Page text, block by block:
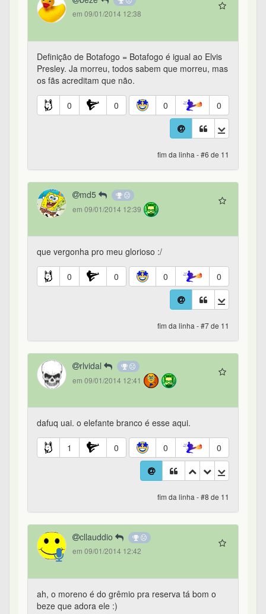
em 09/01/2014 12:38
Definição de Botafogo = Botafogo é igual ao Elvis
Presley. Ja morreu, todos sabem que morreu, mas
os fãs acreditam que não.
0 0 0 0
fim da linha - #6 de 11
md5
em 09/01/2014 12:39
que vergonha pro meu glorioso :/
0 0 0 0
fim da linha - #7 de 11
rlvidal
em 09/01/2014 12:41
dafuq uai. o elefante branco é esse aqui.
1 0 0 0
fim da linha - #8 de 11
cllauddio
em 09/01/2014 12:42
ah, o moreno é do grêmio pra reserva tá bom o
beze que adora ele :)